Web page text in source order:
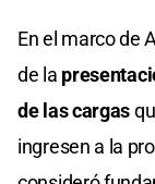
En el marco de
de la
de las cargas
ingresen a la